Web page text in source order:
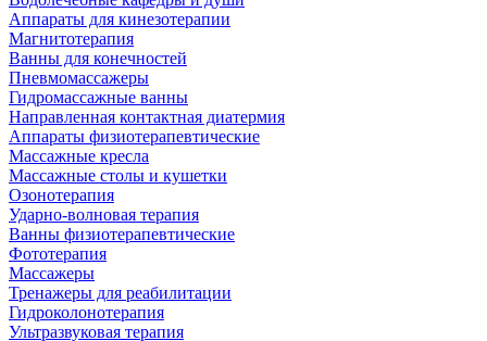
Аппараты для кинезотерапии
Магнитотерапия
Ванны для конечностей
Пневмомассажеры
Гидромассажные ванны
Направленная контактная диатермия
Аппараты физиотерапевтические
Массажные кресла
Массажные столы и кушетки
Озонотерапия
Ударно-волновая терапия
Ванны физиотерапевтические
Фототерапия
Массажеры
Тренажеры для реабилитации
Гидроколонотерапия
Ультразвуковая терапия